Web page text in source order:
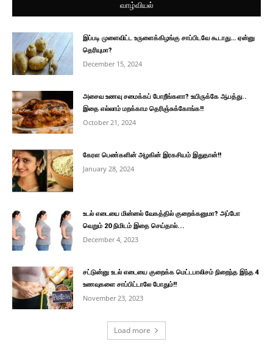
வாழ்வியல்
இப்படி முளைவிட்ட உருளைக்கிழங்கு சாப்பிடவே கூடாது… ஏன்னு
தெரியுமா?
December 15, 2024
அசைவ உணவு சமைக்கப் போறீங்களா? உயிருக்கே ஆபத்து..
இதை எல்லாம் மறக்காம தெரிஞ்சுக்கோங்க!!
October 21, 2024
கேரள பெண்களின் அழகின் இரகசியம் இதுதான்!!
January 28, 2024
உடல் எடையை மின்னல் வேகத்தில் குறைக்கனுமா? அப்போ
வெறும் 20 நிமிடம் இதை செய்தால்...
December 4, 2023
சட்டுன்னு உடல் எடையை குறைக்க மெட்டபாலிசம் நிறைந்த இந்த 4
உணவுகளை சாப்பிட்டாலே போதும்!!
November 23, 2023
Load more